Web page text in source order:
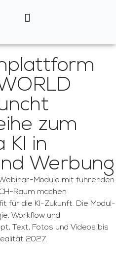
zum
KI in
Werbung
Module mit führenden
Raum machen
für die KI-Zukunft. Die Modul-
Workflow und
Text, Fotos und Videos bis
2027.